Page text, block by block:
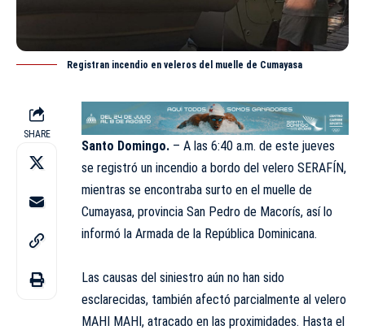
Registran incendio en veleros del muelle de Cumayasa
SHARE
Santo Domingo. – A las 6:40 a.m. de este jueves
se registró un incendio a bordo del velero SERAFÍN,
mientras se encontraba surto en el muelle de
Cumayasa, provincia San Pedro de Macorís, así lo
informó la Armada de la República Dominicana.
Las causas del siniestro aún no han sido
esclarecidas, también afectó parcialmente al velero
MAHI MAHI, atracado en las proximidades. Hasta el